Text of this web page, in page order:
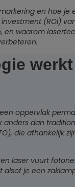
en hoe je
(ROI)
waarom
werkt
oppervlak
anders dan
die afhankelijk
laser vuurt
alsof je een